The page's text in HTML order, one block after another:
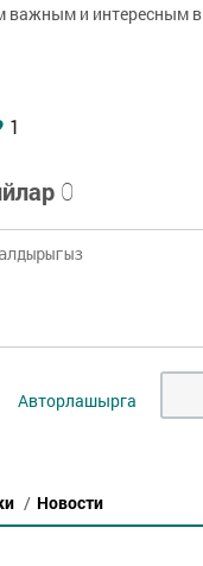
важным и интересным в
1
0
Авторлашырга
/ Новости